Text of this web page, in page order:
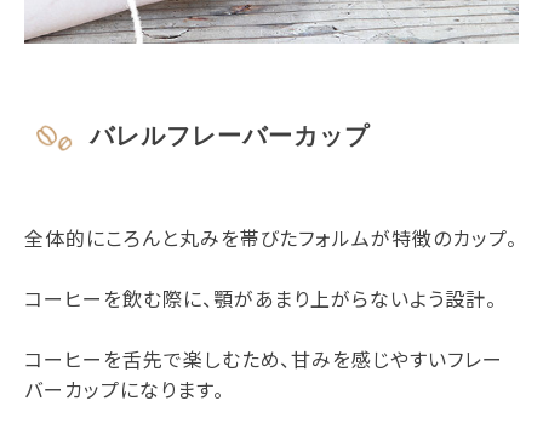
バレルフレーバーカップ
全体的にころんと丸みを帯びたフォルムが特徴のカップ。
コーヒーを飲む際に、顎があまり上がらないよう設計。
コーヒーを舌先で楽しむため、甘みを感じやすいフレー
バーカップになります。